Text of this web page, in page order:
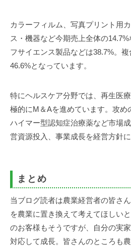
カラーフィルム、写真プリント用
ス・機器など今期売上全体の
フサイエンス製品などは38.7%。
46.6%となっています。
特にヘルスケア分野では、再生医
極的にM＆Aを進めています。攻め
ハイマー型認知症治療薬など市場
営資源投入、事業成長を経営方針に
まとめ
当ブログ読者は農業経営者の皆さ
を農業に置き換えて考えてほしい
のお客様もそうですが、自分の実
対応して成長。皆さんのところも